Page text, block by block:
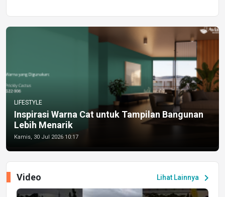
LIFESTYLE
Inspirasi Warna Cat untuk Tampilan Bangunan
Lebih Menarik
Kamis, 30 Jul 2026 10:17
Lihat Lainnya chevron_right
Video